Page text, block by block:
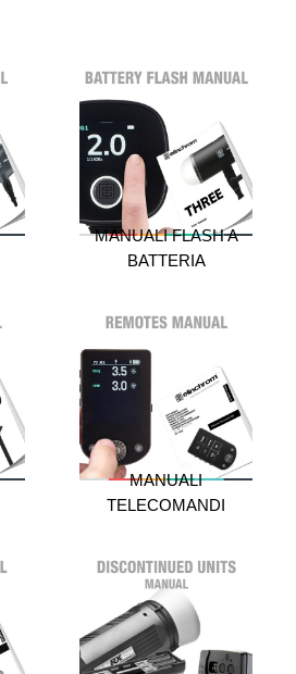
MANUALI FLASH A
BATTERIA
MANUALI
TELECOMANDI